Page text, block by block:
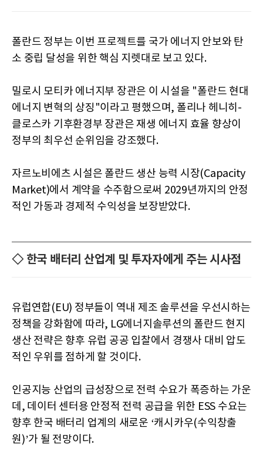
폴란드 정부는 이번 프로젝트를 국가 에너지 안보와 탄
소 중립 달성을 위한 핵심 지렛대로 보고 있다.
밀로시 모티카 에너지부 장관은 이 시설을 "폴란드 현대
에너지 변혁의 상징"이라고 평했으며, 폴리나 헤니히-
클로스카 기후환경부 장관은 재생 에너지 효율 향상이
정부의 최우선 순위임을 강조했다.
자르노비에츠 시설은 폴란드 생산 능력 시장(Capacity
Market)에서 계약을 수주함으로써 2029년까지의 안정
적인 가동과 경제적 수익성을 보장받았다.
◇ 한국 배터리 산업계 및 투자자에게 주는 시사점
유럽연합(EU) 정부들이 역내 제조 솔루션을 우선시하는
정책을 강화함에 따라, LG에너지솔루션의 폴란드 현지
생산 전략은 향후 유럽 공공 입찰에서 경쟁사 대비 압도
적인 우위를 점하게 할 것이다.
인공지능 산업의 급성장으로 전력 수요가 폭증하는 가운
데, 데이터 센터용 안정적 전력 공급을 위한 ESS 수요는
향후 한국 배터리 업계의 새로운 ‘캐시카우(수익창출
원)’가 될 전망이다.